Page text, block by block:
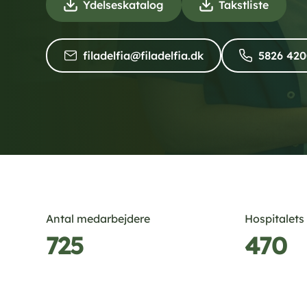
Ydelseskatalog
D
o
w
Takstliste(
D
o
w
filadelfia@filadelfia.dk(
M
)
5826
Antal medarbejdere
725 470